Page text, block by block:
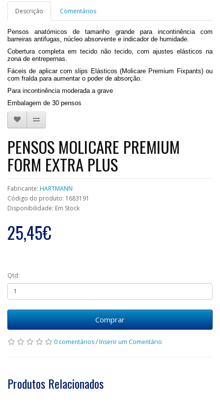
Descrição Comentários
Pensos anatómicos de tamanho grande para incontinência com
barreiras antifugas, núcleo absorvente e indicador de humidade.
Cobertura completa em tecido não tecido, com ajustes elásticos na
zona de entrepernas.
Fáceis de aplicar com slips Elásticos (Molicare Premium Fixpants) ou
com fralda para aumentar o poder de absorção.
Para incontinência moderada a grave
Embalagem de 30 pensos
PENSOS MOLICARE PREMIUM
FORM EXTRA PLUS
Fabricante: HARTMANN
Código do produto: 1683191
Disponibilidade: Em Stock
25,45€
Qtd:
Comprar
0 comentários/Inserir um Comentário
Produtos Relacionados